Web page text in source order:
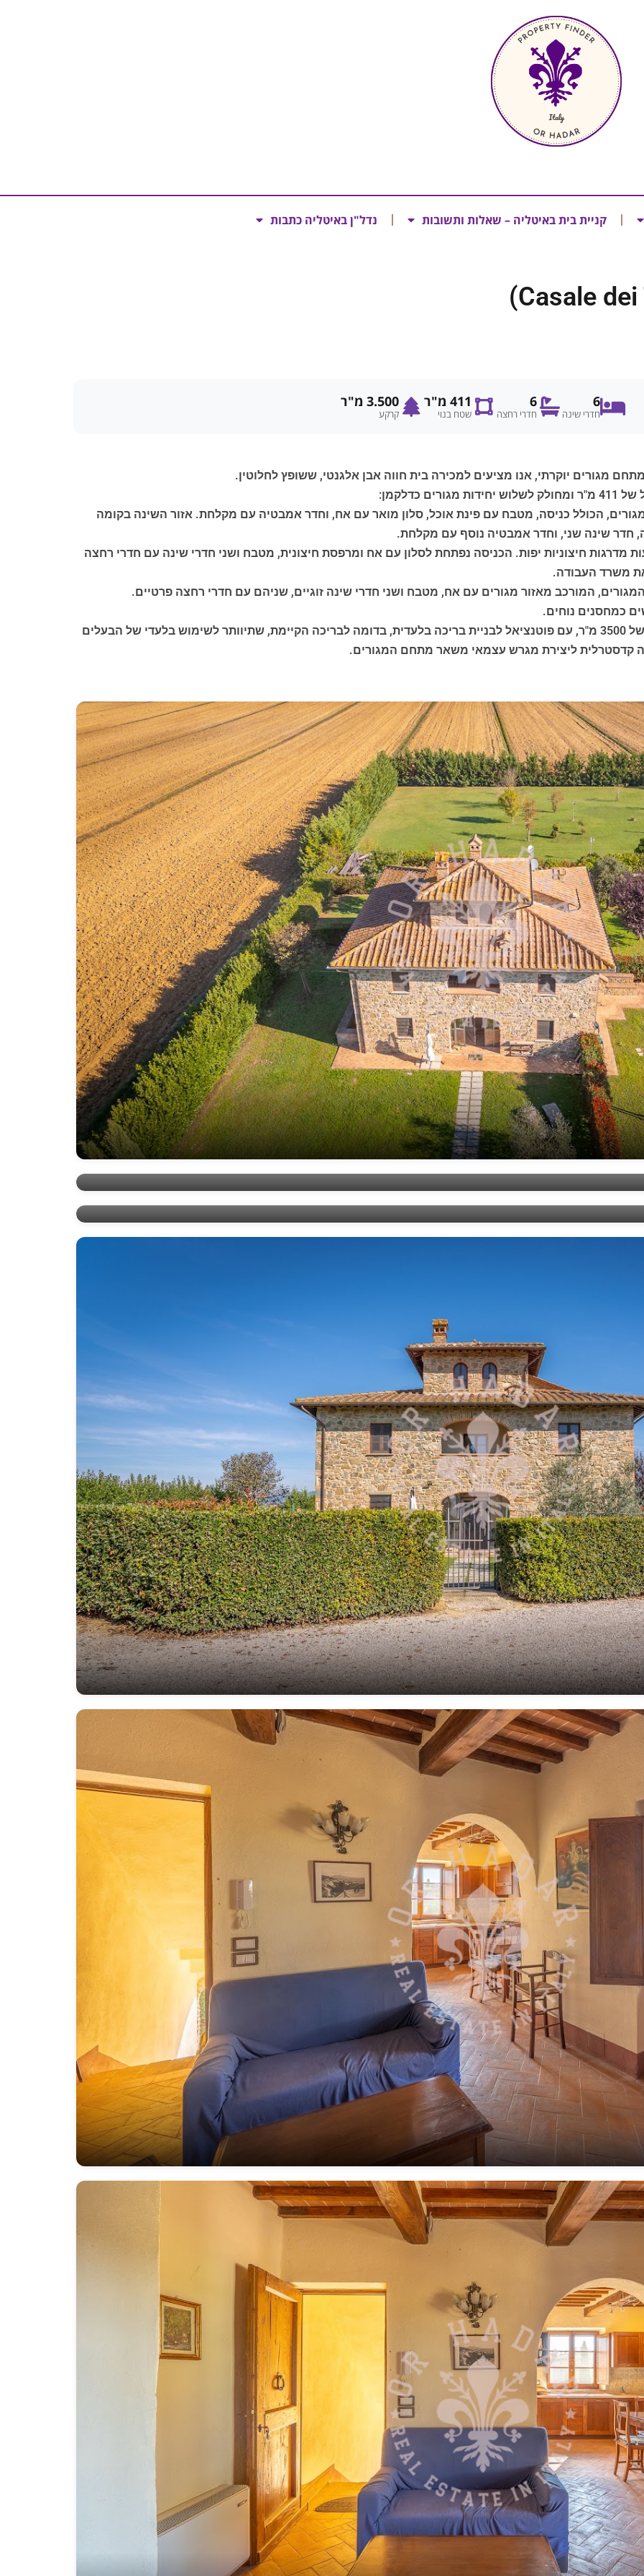
קניית בית באיטליה – שאלות ותשובות נדל"ן באיטליה כתבות
6
חדרי שינה
6
חדרי רחצה
411 מ"ר
שטח בנוי
3.500 מ"ר
קרקע
מגורים יוקרתי, אנו מציעים למכירה בית חווה אבן אלגנטי, ששופץ לחלוטין.
למגורים, הכולל כניסה, מטבח עם פינת אוכל, סלון מואר עם אח, וחדר אמבטיה עם מקלחת. אזור השינה בקומה
חדר שינה שני, וחדר אמבטיה נוסף עם מקלחת.
מדרגות חיצוניות יפות. הכניסה נפתחת לסלון עם אח ומרפסת חיצונית, מטבח ושני חדרי שינה עם חדרי רחצה
משרד העבודה.
כמחסנים נוחים.
בחוץ, הנכס מוקף בגינה פרטית מטופחת בקפידה של 3500 מ"ר, עם פוטנציאל לבניית בריכה בלעדית, בדומה לבריכה הקיימת, שתיוותר לשימוש בלעדי של הבעלים
קדסטרלית ליצירת מגרש עצמאי משאר מתחם המגורים.